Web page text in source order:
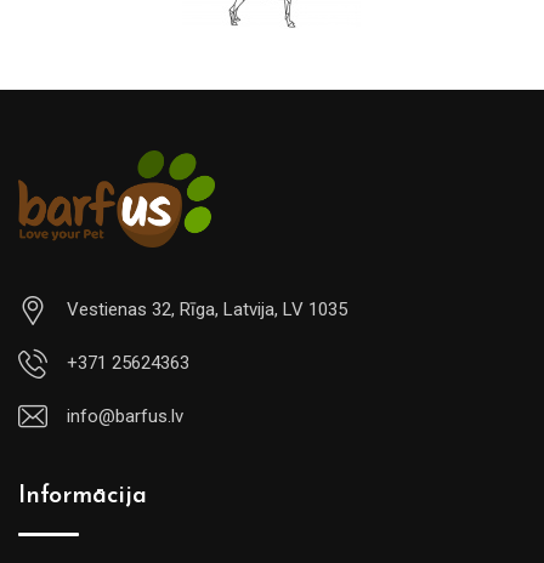
Vestienas 32, Rīga, Latvija, LV 1035
+371 25624363
info@barfus.lv
Informācija